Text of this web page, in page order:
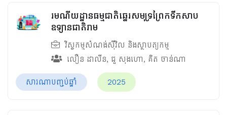
រមណីយដ្ឋានធម្មជាតិឆ្នេរសមុទ្រព្រែកទឹកសាប
ឧទ្យានជាតិរាម
វិស្វកម្មសំណង់ស៊ីវិល និងស្ថាបត្យកម្ម
លឿន ដាលីន, ជួ សុងហោ, គិត ចាន់ណា
សារណាបញ្ចប់ឆ្នាំ 2025